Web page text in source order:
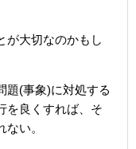
が大切なのかもし
題(事象)に対処する
を良くすれば、そ
い。